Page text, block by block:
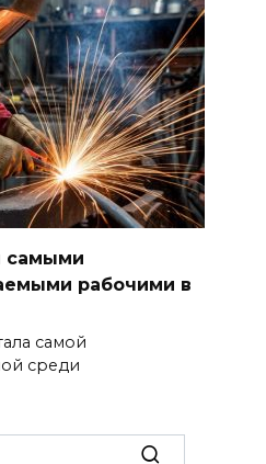
самыми
рабочими в
самой
среди